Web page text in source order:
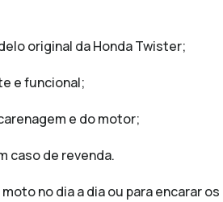
original da Honda Twister;
e funcional;
e do motor;
caso de revenda.
no dia a dia ou para encarar os